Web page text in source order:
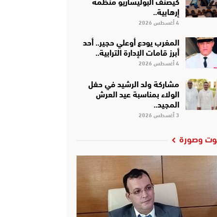
إرهابية..
4 أغسطس 2026
المغرب يودع أوعلي حجير.. أحد
أبرز قامات الإدارة الترابية..
4 أغسطس 2026
مشاركة ولد الرشيد في حفل
الولاء بمناسبة عيد العرش
المجيد..
3 أغسطس 2026
وصورة